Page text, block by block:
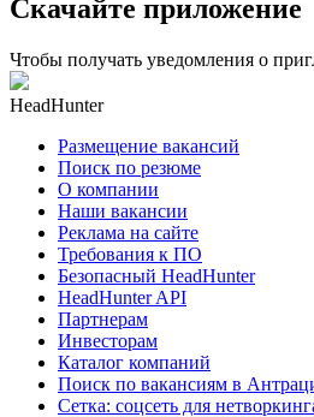
Скачайте приложение
Чтобы получать уведомления о
HeadHunter
Размещение вакансий
Поиск по резюме
О компании
Наши вакансии
Реклама на сайте
Требования к ПО
Безопасный HeadHunter
HeadHunter API
Партнерам
Инвесторам
Каталог компаний
Поиск по вакансиям в
Сетка: соцсеть для